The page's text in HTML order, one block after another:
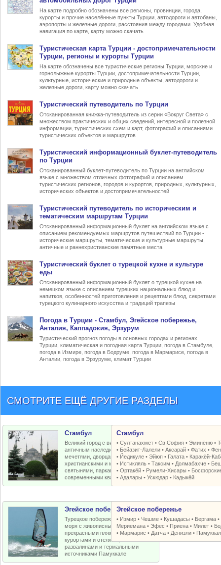
На карте подробно обозначены все регионы, провинции, города,
курорты и прочие населённые пункты Турции, автодороги и автобаны,
аэропорты и железные дороги, расстояния между городами. Удобная
навигация по карте, карту можно скачать
Туристическая карта Турции - достопримечательности
Турции, регионы и курорты Турции
На карте обозначены все туристические регионы Турции, морские и
горнолыжные курорты Турции, достопримечательности Турции,
культурные, исторические и природные объекты, автодороги и
железные дороги, карту можно скачать
Туристический путеводитель по Турции
Отсканированная книжка-путеводитель из серии «Вокруг Света» с
множеством практических и общих сведений, интересной и полезной
информации, туристических схем и карт, фотографий и описаниями
туристических объектов и маршрутов
Туристический информационный буклет-путеводитель
по Турции
Отсканированный буклет-путеводитель по Турции на английском
языке с множеством отличных фотографий и описанием
туристических регионов, городов и курортов, природных, культурных,
исторических объектов и достопримечательностей
Туристический путеводитель по историческим и
тематическим маршрутам Турции
Отсканированный информационный буклет на английском языке с
описанием рекомендуемых маршрутов путешествий по Турции -
исторические маршруты, тематические и культурные маршруты,
античные и раннехристианские памятные места
Туристический буклет о турецкой кухнеи культуре
еды
Отсканированный информационный буклет о турецкой кухне на
немецком языке с описанием турецких национальных блюд и
напитков, особенностей приготовления и рецептами блюд, секретами
турецкого кулинарного искусства и традиций трапезы
Погода в Турции - Стамбул, Эгейское побережье,
Анталия, Каппадокия, Эрзурум
Туристический прогноз погоды в основных городах и регионах
Турции, климатическая и погодная карта Турции, погода в Стамбуле,
погода в Измире, погода в Бодруме, погода в Мармарисе, погода в
Анталии, погода в Эрзуруме, климат Турции
СМОТРИТЕ ЕЩЁ ДРУГИЕ РАЗДЕЛЫ
Стамбул
Великий город с византийским и
античным наследием, османскими
мечетями, дворцами, крепостями,
христианскими и мусульманскими
святынями, парками, старыми и
современными кварталами
Стамбул
•Султанахмет •Св.София •Эминёню •
• Бейазит-Лалели •Аксарай •Фатих •
• Йедикуле •Эйюп • Галата • Каракёй-
• Истикляль •Таксим • Долмабахче •
•Ортакёй • Румели-Xисары •
•Адалары •Ускюдар • Кадыкёй
Эгейское побережье
Турецкое побережье Эгейского
моря с живописными бухтами,
прекрасными пляжами, отличными
курортами и отелями, античными
развалинами и термальными
источниками Памуккале
Эгейское побережье
• Измир • Чешме • Кушадасы • Бергама •
Мериемана •Эфес • Приена • Милет •
• Мармарис • Датча • Денизли •